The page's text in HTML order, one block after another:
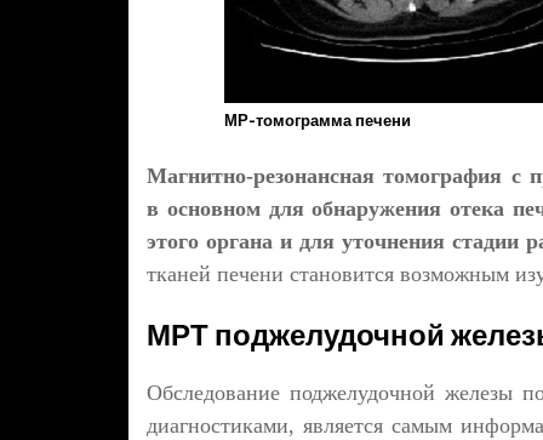
МР-томограмма печени
Магнитно-резонансная томография с
в основном для обнаружения отека
этого органа и для уточнения стадии
тканей печени становится возможным
МРТ поджелудочной
Обследование поджелудочной железы
диагностиками, является самым